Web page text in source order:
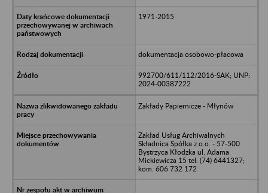
1971-2015
dokumentacja osobowo-płacowa
992700/611/112/2016-SAK; UNP:
2024-00387222
Zakłady Papiernicze - Młynów
Zakład Usług Archiwalnych
Składnica Spółka z o.o. - 57-500
Bystrzyca Kłodzka ul. Adama
Mickiewicza 15 tel. (74) 6441327;
kom. 606 732 172